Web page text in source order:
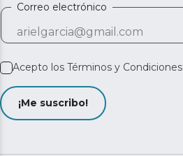
Correo electrónico
Acepto los Términos y Condiciones
¡Me suscribo!